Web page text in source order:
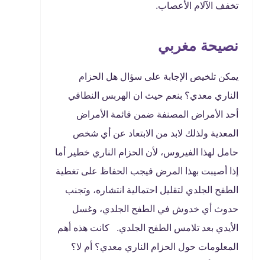
تخفف الآلام الأعصاب.
نصيحة مغربي
يمكن تلخيص الإجابة على سؤال هل الحزام
الناري معدي؟ بنعم حيث ان الهربس النطاقي
أحد الأمراض المصنفة ضمن قائمة الأمراض
المعدية ولذلك لابد من الابتعاد عن أي شخص
حامل لهذا الفيروس، لأن الحزام الناري خطير أما
إذا أصيبت بهذا المرض فيجب الحفاظ على تغطية
الطفح الجلدي لتقليل احتمالية انتشاره، وتجنب
حدوث أي خدوش في الطفح الجلدي، وغسل
الأيدي بعد تلامس الطفح الجلدي. كانت هذه أهم
المعلومات حول الحزام الناري معدي؟ أم لا؟